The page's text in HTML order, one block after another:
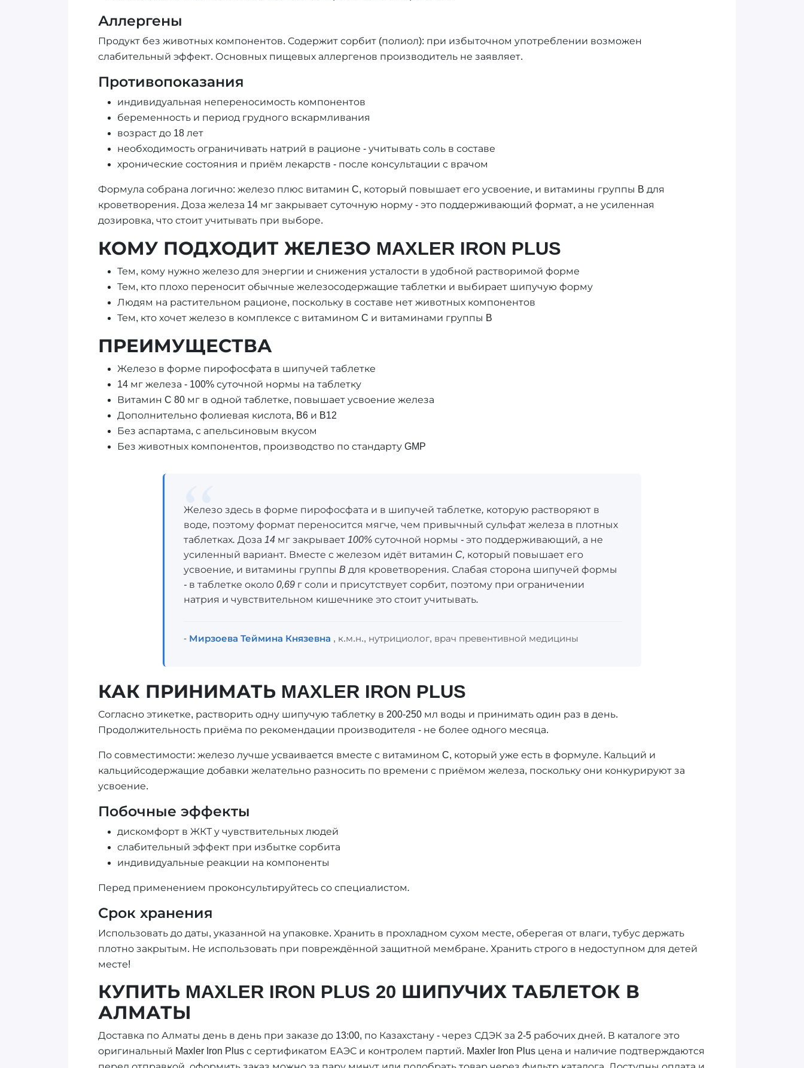
Аллергены
Продукт без животных компонентов. Содержит сорбит (полиол): при избыточном употреблении возможен
слабительный эффект. Основных пищевых аллергенов производитель не заявляет.
Противопоказания
индивидуальная непереносимость компонентов
беременность и период грудного вскармливания
возраст до 18 лет
необходимость ограничивать натрий в рационе - учитывать соль в составе
хронические состояния и приём лекарств - после консультации с врачом
Формула собрана логично: железо плюс витамин C, который повышает его усвоение, и витамины группы B для
кроветворения. Доза железа 14 мг закрывает суточную норму - это поддерживающий формат, а не усиленная
дозировка, что стоит учитывать при выборе.
КОМУ ПОДХОДИТ ЖЕЛЕЗО MAXLER IRON PLUS
Тем, кому нужно железо для энергии и снижения усталости в удобной растворимой форме
Тем, кто плохо переносит обычные железосодержащие таблетки и выбирает шипучую форму
Людям на растительном рационе, поскольку в составе нет животных компонентов
Тем, кто хочет железо в комплексе с витамином C и витаминами группы B
ПРЕИМУЩЕСТВА
Железо в форме пирофосфата в шипучей таблетке
14 мг железа - 100% суточной нормы на таблетку
Витамин C 80 мг в одной таблетке, повышает усвоение железа
Дополнительно фолиевая кислота, B6 и B12
Без аспартама, с апельсиновым вкусом
Без животных компонентов, производство по стандарту GMP
Железо здесь в форме пирофосфата и в шипучей таблетке, которую растворяют в
воде, поэтому формат переносится мягче, чем привычный сульфат железа в плотных
таблетках. Доза 14 мг закрывает 100% суточной нормы - это поддерживающий, а не
усиленный вариант. Вместе с железом идёт витамин C, который повышает его
усвоение, и витамины группы B для кроветворения. Слабая сторона шипучей формы
- в таблетке около 0,69 г соли и присутствует сорбит, поэтому при ограничении
натрия и чувствительном кишечнике это стоит учитывать.
- Мирзоева Теймина Князевна , к.м.н., нутрициолог, врач превентивной медицины
КАК ПРИНИМАТЬ MAXLER IRON PLUS
Согласно этикетке, растворить одну шипучую таблетку в 200-250 мл воды и принимать один раз в день.
Продолжительность приёма по рекомендации производителя - не более одного месяца.
По совместимости: железо лучше усваивается вместе с витамином C, который уже есть в формуле. Кальций и
кальцийсодержащие добавки желательно разносить по времени с приёмом железа, поскольку они конкурируют за
усвоение.
Побочные эффекты
дискомфорт в ЖКТ у чувствительных людей
слабительный эффект при избытке сорбита
индивидуальные реакции на компоненты
Перед применением проконсультируйтесь со специалистом.
Срок хранения
Использовать до даты, указанной на упаковке. Хранить в прохладном сухом месте, оберегая от влаги, тубус держать
плотно закрытым. Не использовать при повреждённой защитной мембране. Хранить строго в недоступном для детей
месте!
КУПИТЬ MAXLER IRON PLUS 20 ШИПУЧИХ ТАБЛЕТОК В
АЛМАТЫ
Доставка по Алматы день в день при заказе до 13:00, по Казахстану - через СДЭК за 2-5 рабочих дней. В каталоге это
оригинальный Maxler Iron Plus с сертификатом ЕАЭС и контролем партий. Maxler Iron Plus цена и наличие подтверждаются